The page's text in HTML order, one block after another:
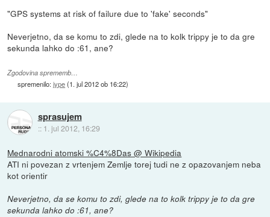
"GPS systems at risk of failure due to 'fake' seconds"
Neverjetno, da se komu to zdi, glede na to kolk trippy je to da gre
sekunda lahko do :61, ane?
Zgodovina sprememb…
spremenilo:jype(1. jul 2012 ob 16:22)
sprasujem
:: 1. jul 2012, 16:29
Mednarodni atomski %C4%8Das @ Wikipedia
ATI ni povezan z vrtenjem Zemlje torej tudi ne z opazovanjem neba
kot orientir
Neverjetno, da se komu to zdi, glede na to kolk trippy je to da gre
sekunda lahko do :61, ane?